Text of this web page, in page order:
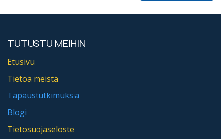
TUTUSTU MEIHIN
Etusivu
Tietoa meistä
Tapaustutkimuksia
Blogi
Tietosuojaseloste